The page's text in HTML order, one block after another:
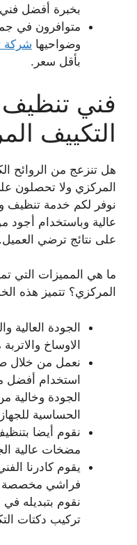
بخبرة أفضل فني
متوافرون في
وضواحيها شركة
بأقل سعر.
فني
التكييف
هل تنزعج من الروائح
المركزي ولا تحصلون
نوفر لكم خدمة تنظيف
عالية وباستخدام أجود
على نتائج ترضي العميل.
ما هي المميزات التي
المركزي؟ تتميز هذه
الجودة العالية
الاوساخ
نعمل من خلال
استخدام أفضل
الجودة وخالية
الحساسية
نقوم أيضا
مضخات عالية
يقوم كادرنا
فراشي مخصصة
نقوم بتبديله
تركيب دكتات